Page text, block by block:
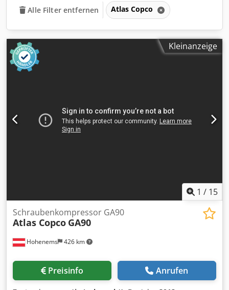
Alle Filter entfernen Atlas Copco
Kleinanzeige
1 / 15
Hohenems 426 km
Schraubenkompressor GA90
Atlas Copco GA90
Preisinfo Anrufen